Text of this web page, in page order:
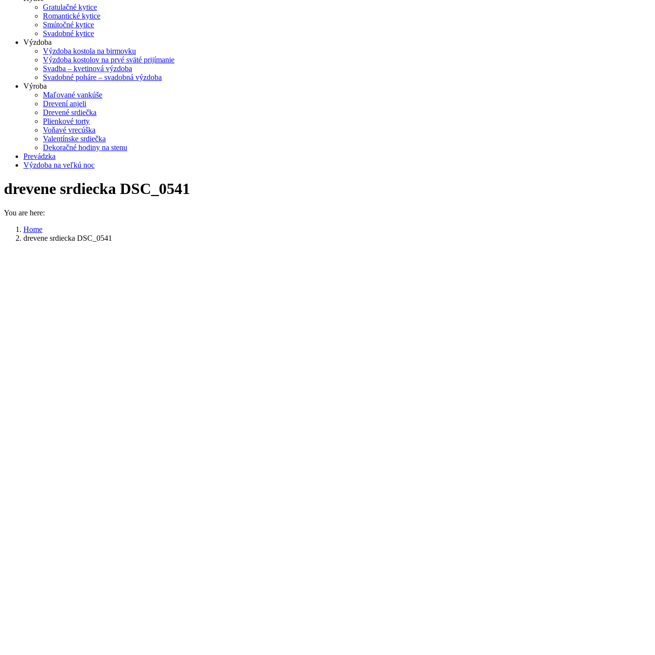
Gratulačné kytice
Romantické kytice
Smútočné kytice
Svadobné kytice
Výzdoba
Výzdoba kostola na birmovku
Výzdoba kostolov na prvé sväté prijímanie
Svadba – kvetinová výzdoba
Svadobné poháre – svadobná výzdoba
Výroba
Maľované vankúše
Drevení anjeli
Drevené srdiečka
Plienkové torty
Voňavé vrecúška
Valentínske srdiečka
Dekoračné hodiny na stenu
Prevádzka
Výzdoba na veľkú noc
drevene srdiecka DSC_0541
You are here:
Home
drevene srdiecka DSC_0541